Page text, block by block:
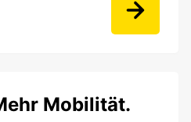
Mobilität.